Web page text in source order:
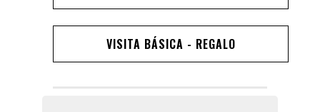
VISITA BÁSICA - REGALO